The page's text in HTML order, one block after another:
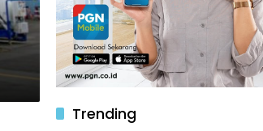
Trending